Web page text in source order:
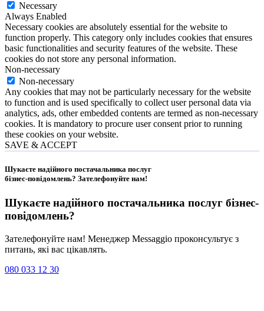
Necessary
Always Enabled
Necessary cookies are absolutely essential for the website to
function properly. This category only includes cookies that ensures
basic functionalities and security features of the website. These
cookies do not store any personal information.
Non-necessary
Non-necessary
Any cookies that may not be particularly necessary for the website
to function and is used specifically to collect user personal data via
analytics, ads, other embedded contents are termed as non-necessary
cookies. It is mandatory to procure user consent prior to running
these cookies on your website.
SAVE & ACCEPT
Шукаєте надійного постачальника послуг
бізнес-повідомлень? Зателефонуйте нам!
Шукаєте надійного постачальника послуг бізнес-
повідомлень?
Зателефонуйте нам! Менеджер Messaggio проконсультує з
питань, які вас цікавлять.
080 033 12 30